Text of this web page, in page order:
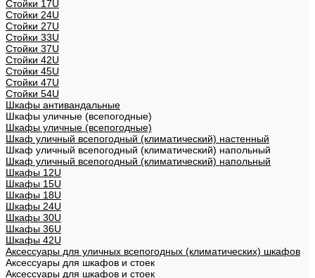
Стойки 17U
Стойки 24U
Стойки 27U
Стойки 33U
Стойки 37U
Стойки 42U
Стойки 45U
Стойки 47U
Стойки 54U
Шкафы антивандальные
Шкафы уличные (всепогодные)
Шкафы уличные (всепогодные)
Шкаф уличный всепогодный (климатический) настенный
Шкаф уличный всепогодный (климатический) напольный
Шкаф уличный всепогодный (климатический) напольный
Шкафы 12U
Шкафы 15U
Шкафы 18U
Шкафы 24U
Шкафы 30U
Шкафы 36U
Шкафы 42U
Аксессуары для уличных всепогодных (климатических) шкафов
Аксессуары для шкафов и стоек
Аксессуары для шкафов и стоек